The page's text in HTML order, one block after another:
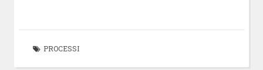
PROCESSI